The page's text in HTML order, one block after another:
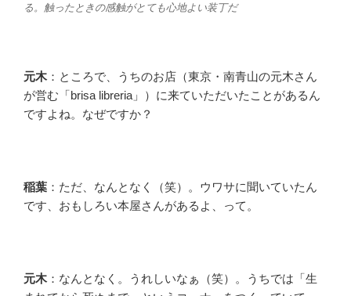
る。触ったときの感触がとても心地よい装丁だ
元木：ところで、うちのお店（東京・南青山の元木さん
が営む「brisa libreria」）に来ていただいたことがあるん
ですよね。なぜですか？
稲葉 ：ただ、なんとなく（笑）。ウワサに聞いていたん
です、おもしろい本屋さんがあるよ、って。
元木：なんとなく。うれしいなぁ（笑）。うちでは「生